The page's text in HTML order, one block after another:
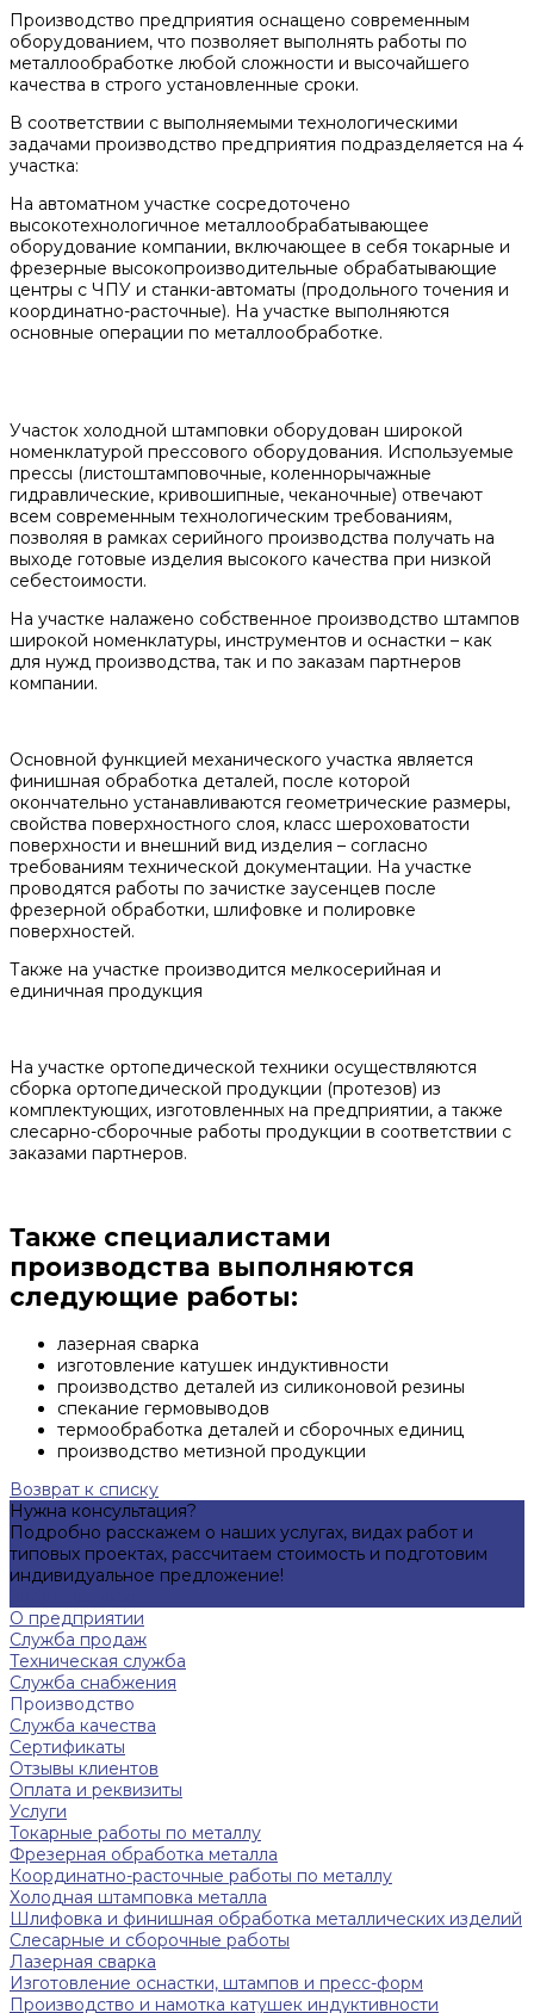
Производство предприятия оснащено современным
оборудованием, что позволяет выполнять работы по
металлообработке любой сложности и высочайшего
качества в строго установленные сроки.
В соответствии с выполняемыми технологическими
задачами производство предприятия подразделяется на 4
участка:
На автоматном участке сосредоточено
высокотехнологичное металлообрабатывающее
оборудование компании, включающее в себя токарные и
фрезерные высокопроизводительные обрабатывающие
центры с ЧПУ и станки-автоматы (продольного точения и
координатно-расточные). На участке выполняются
основные операции по металлообработке.
Участок холодной штамповки оборудован широкой
номенклатурой прессового оборудования. Используемые
прессы (листоштамповочные, коленнорычажные
гидравлические, кривошипные, чеканочные) отвечают
всем современным технологическим требованиям,
позволяя в рамках серийного производства получать на
выходе готовые изделия высокого качества при низкой
себестоимости.
На участке налажено собственное производство штампов
широкой номенклатуры, инструментов и оснастки – как
для нужд производства, так и по заказам партнеров
компании.
Основной функцией механического участка является
финишная обработка деталей, после которой
окончательно устанавливаются геометрические размеры,
свойства поверхностного слоя, класс шероховатости
поверхности и внешний вид изделия – согласно
требованиям технической документации. На участке
проводятся работы по зачистке заусенцев после
фрезерной обработки, шлифовке и полировке
поверхностей.
Также на участке производится мелкосерийная и
единичная продукция
На участке ортопедической техники осуществляются
сборка ортопедической продукции (протезов) из
комплектующих, изготовленных на предприятии, а также
слесарно-сборочные работы продукции в соответствии с
заказами партнеров.
Также специалистами
производства выполняются
следующие работы:
лазерная сварка
изготовление катушек индуктивности
производство деталей из силиконовой резины
спекание гермовыводов
термообработка деталей и сборочных единиц
производство метизной продукции
Возврат к списку
Нужна консультация?
Подробно расскажем о наших услугах, видах работ и
типовых проектах, рассчитаем стоимость и подготовим
индивидуальное предложение!
О предприятии
Служба продаж
Техническая служба
Служба снабжения
Производство
Служба качества
Сертификаты
Отзывы клиентов
Оплата и реквизиты
Услуги
Токарные работы по металлу
Фрезерная обработка металла
Координатно-расточные работы по металлу
Холодная штамповка металла
Шлифовка и финишная обработка металлических изделий
Слесарные и сборочные работы
Лазерная сварка
Изготовление оснастки, штампов и пресс-форм
Производство и намотка катушек индуктивности